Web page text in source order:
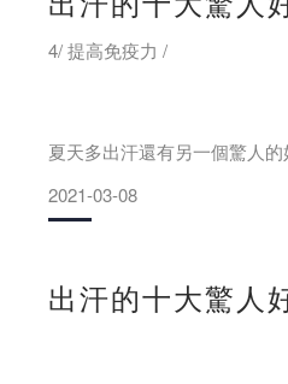
4/ 提高免疫力 /
夏天多出汗還有另一個驚人
其實最好的方式就是通過科
比如，每天運動30-45分鐘，
2021-03-08
出汗的十大驚人